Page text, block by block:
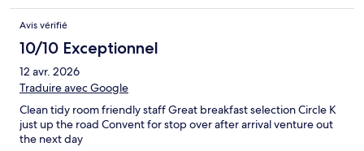
Avis vérifié
10/10 Exceptionnel
12 avr. 2026
Traduire avec Google
Clean tidy room friendly staff Great breakfast selection Circle K
just up the road Convent for stop over after arrival venture out
the next day